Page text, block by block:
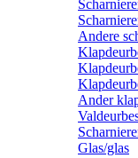
Andere
Ander
Glas/glas